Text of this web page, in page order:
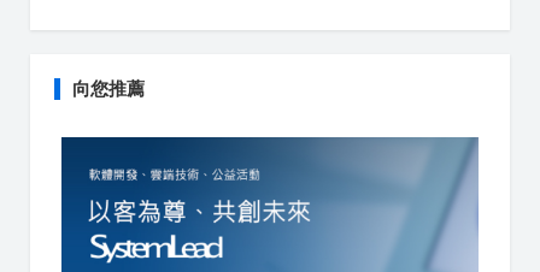
向您推薦